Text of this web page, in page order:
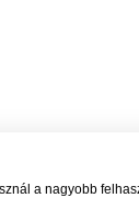
a nagyobb